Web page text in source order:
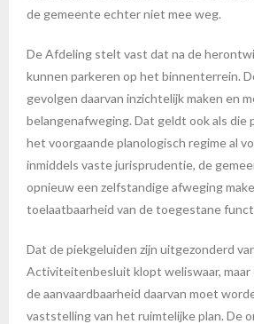
de gemeente echter niet mee weg.
De Afdeling stelt vast dat na de
kunnen parkeren op het binnenterrein.
gevolgen daarvan inzichtelijk maken en
belangenafweging. Dat geldt ook als die
het voorgaande planologisch regime al
inmiddels vaste jurisprudentie, de
opnieuw een zelfstandige afweging
toelaatbaarheid van de toegestane
Dat de piekgeluiden zijn uitgezonderd
Activiteitenbesluit klopt weliswaar,
de aanvaardbaarheid daarvan moet
vaststelling van het ruimtelijke plan. De